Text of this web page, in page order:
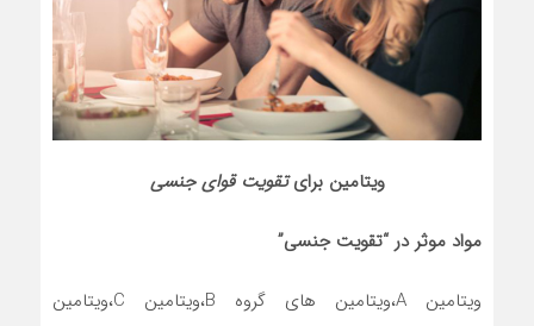
ویتامین برایتقویت قوای جنسی
مواد موثر در “تقویت جنسی”
ويتامين A،ويتامين هاي گروه B،ويتامين C،ويتامين